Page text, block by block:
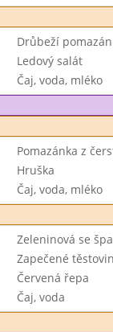
Drůbeží
Ledový salát
Čaj, voda, mléko
Pomazánka z
Hruška
Čaj, voda, mléko
Zeleninová se
Zapečené
Červená řepa
Čaj, voda